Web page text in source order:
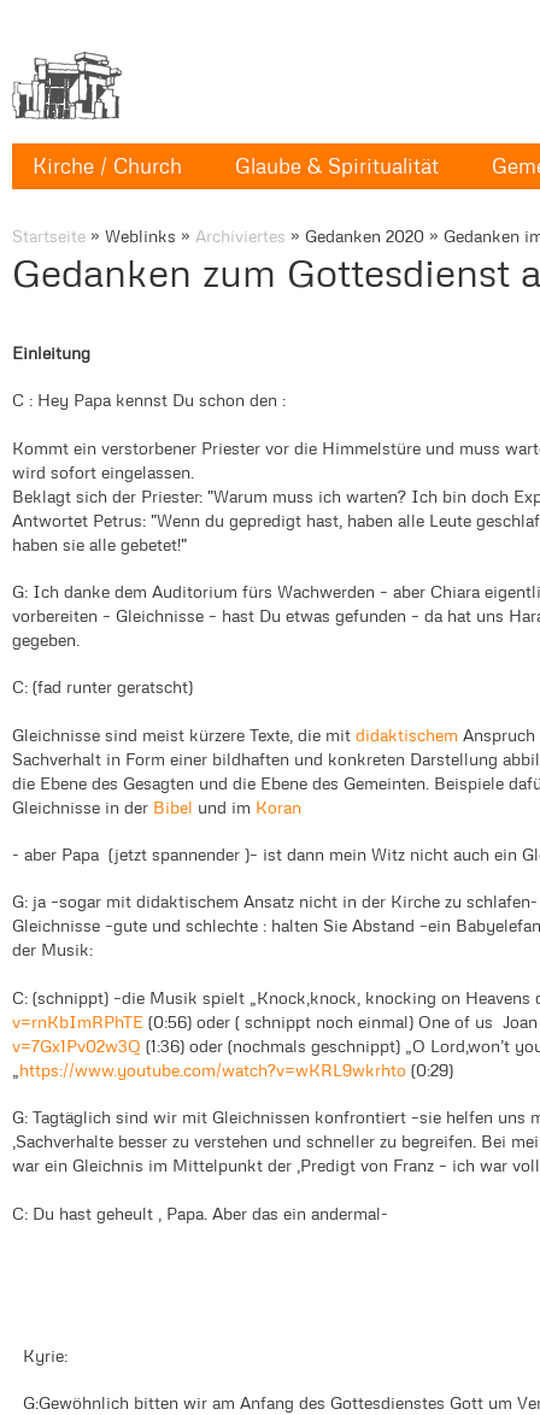
Kirche / Church Glaube & Spiritualität
Startseite » Weblinks » Archiviertes » Gedanken 2020 » Gedanken
Gedanken zum Gottesdienst
Einleitung
C : Hey Papa kennst Du schon den :
Kommt ein verstorbener Priester vor die Himmelstüre und muss
wird sofort eingelassen.
Beklagt sich der Priester: "Warum muss ich warten? Ich bin doch
Antwortet Petrus: "Wenn du gepredigt hast, haben alle Leute
haben sie alle gebetet!"
G: Ich danke dem Auditorium fürs Wachwerden – aber Chiara
vorbereiten – Gleichnisse – hast Du etwas gefunden – da hat uns
gegeben.
C: (fad runter geratscht)
Gleichnisse sind meist kürzere Texte, die mit didaktischem
Sachverhalt in Form einer bildhaften und konkreten Darstellung
die Ebene des Gesagten und die Ebene des Gemeinten. Beispiele
Gleichnisse in der Bibel und im Koran
- aber Papa (jetzt spannender )– ist dann mein Witz nicht auch ein
G: ja –sogar mit didaktischem Ansatz nicht in der Kirche zu
Gleichnisse –gute und schlechte : halten Sie Abstand –ein
der Musik:
C: (schnippt) –die Musik spielt „Knock,knock, knocking on Heavens
v=rnKbImRPhTE (0:56) oder ( schnippt noch einmal) One of us
v=7Gx1Pv02w3Q (1:36) oder (nochmals geschnippt) „O Lord,won’t
https://www.youtube.com/watch?v=wKRL9wkrhto (0:29)
G: Tagtäglich sind wir mit Gleichnissen konfrontiert –sie helfen uns
‚Sachverhalte besser zu verstehen und schneller zu begreifen. Bei
war ein Gleichnis im Mittelpunkt der ‚Predigt von Franz – ich war
C: Du hast geheult , Papa. Aber das ein andermal-
Kyrie:
G:Gewöhnlich bitten wir am Anfang des Gottesdienstes Gott um